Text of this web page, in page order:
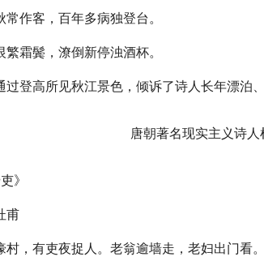
常作客，百年多病独登台。
繁霜鬓，潦倒新停浊酒杯。
过登高所见秋江景色，倾诉了诗人长年漂泊
》
甫
村，有吏夜捉人。老翁逾墙走，老妇出门看。